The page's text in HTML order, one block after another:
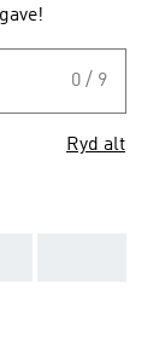
0 / 9
Ryd alt